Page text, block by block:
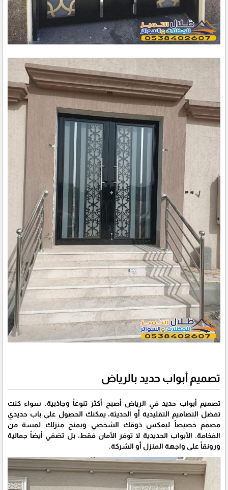
تصميم أبواب حديد بالرياض
تصميم أبواب حديد في الرياض أصبح أكثر تنوعاً وجاذبية. سواء كنت
تفضل التصاميم التقليدية أو الحديثة، يمكنك الحصول على باب حديدي
مصمم خصيصاً ليعكس ذوقك الشخصي ويمنح منزلك لمسة من
الفخامة. الأبواب الحديدية لا توفر الأمان فقط، بل تضفي أيضاً جمالية
ورونقاً على واجهة المنزل أو الشركة.